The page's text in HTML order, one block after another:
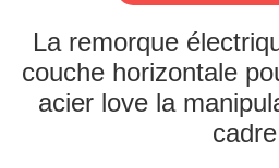
VISITE
D'USINE
La remorque
couche horizontale
acier love la
cadre